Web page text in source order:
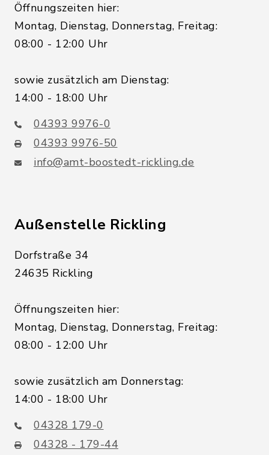
Öffnungszeiten hier:
Montag, Dienstag, Donnerstag, Freitag:
08:00 - 12:00 Uhr
sowie zusätzlich am Dienstag:
14:00 - 18:00 Uhr
04393 9976-0
04393 9976-50
info@amt-boostedt-rickling.de
Außenstelle Rickling
Dorfstraße 34
24635 Rickling
Öffnungszeiten hier:
Montag, Dienstag, Donnerstag, Freitag:
08:00 - 12:00 Uhr
sowie zusätzlich am Donnerstag:
14:00 - 18:00 Uhr
04328 179-0
04328 - 179-44